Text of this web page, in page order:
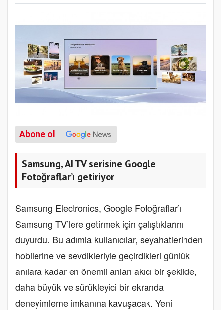
Abone ol
Samsung, AI TV serisine Google
Fotoğraflar’ı getiriyor
Samsung Electronics, Google Fotoğraflar’ı
Samsung TV’lere getirmek için çalıştıklarını
duyurdu. Bu adımla kullanıcılar, seyahatlerinden
hobilerine ve sevdikleriyle geçirdikleri günlük
anılara kadar en önemli anları akıcı bir şekilde,
daha büyük ve sürükleyici bir ekranda
deneyimleme imkanına kavuşacak. Yeni